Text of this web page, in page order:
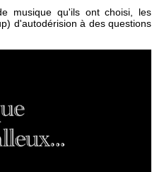
musique qu'ils ont choisi, les
d'autodérision à des questions